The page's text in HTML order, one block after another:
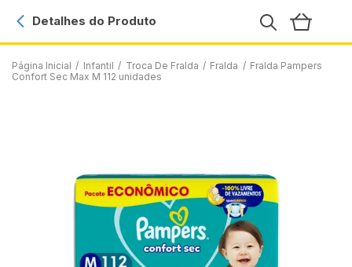
Página Inicial / Infantil / Troca De Fralda / Fralda / Fralda Pampers
Confort Sec Max M 112 unidades
Detalhes do Produto